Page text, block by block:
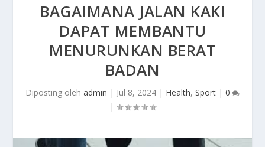
BAGAIMANA JALAN KAKI
DAPAT MEMBANTU
MENURUNKAN BERAT
BADAN
Diposting oleh admin | Jul 8, 2024 | Health, Sport | 0
|